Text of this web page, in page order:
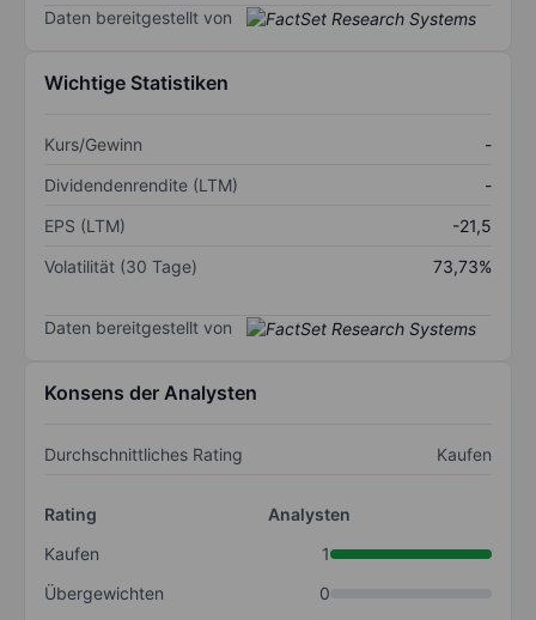
Daten bereitgestellt von
Wichtige Statistiken
Kurs/Gewinn
-
Dividendenrendite (LTM)
-
EPS (LTM)
-21,5
Volatilität (30 Tage)
73,73%
Daten bereitgestellt von
Konsens der Analysten
Durchschnittliches Rating Kaufen
Rating
Analysten
Kaufen
1
Übergewichten
0